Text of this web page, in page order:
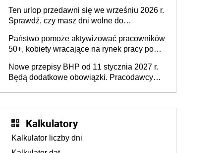
pracodawców [WYWIAD]
Ten urlop przedawni się we wrześniu 2026 r.
Sprawdź, czy masz dni wolne do
Państwo pomoże aktywizować pracowników
50+, kobiety wracające na rynek pracy po
osoby neuroatypowe. Powstanie Fundusz
na rzecz Inkluzywności w Zatrudnianiu?
Nowe przepisy BHP od 11 stycznia 2027 r.
Będą dodatkowe obowiązki. Pracodawcy
Kalkulatory
Kalkulator liczby dni